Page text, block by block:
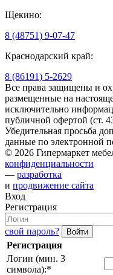
Щекино:
8 (48751) 9-07-47
Краснодарский край:
8 (86191) 5-2629
Все права защищены и
размещенные на
исключительно
публичной офертой (ст.
Убедительная просьба
данные по электронной
© 2026 Гипермаркет
конфиденциальности
— разработка
и продвижение сайта
Вход
Регистрация
свой пароль?
Регистрация
Логин (мин. 3
символа):*